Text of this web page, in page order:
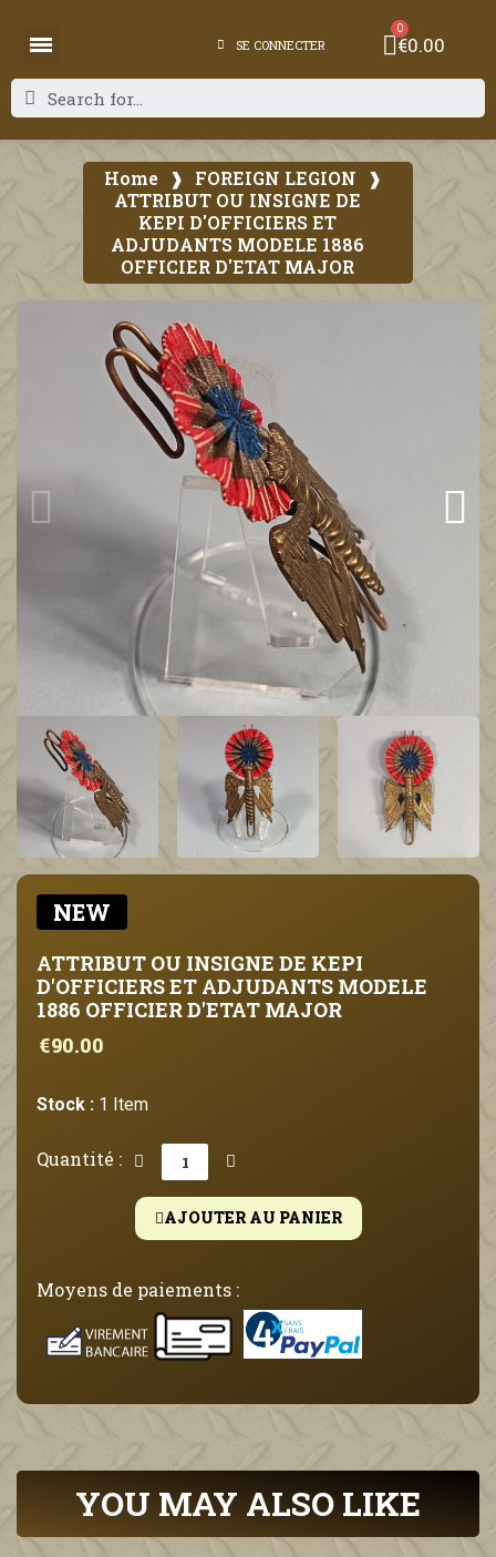
SE CONNECTER €0.00
Home
FOREIGN LEGION
ATTRIBUT OU INSIGNE DE
KEPI D'OFFICIERS ET
ADJUDANTS MODELE 1886
OFFICIER D'ETAT MAJOR
NEW
ATTRIBUT OU INSIGNE DE KEPI
D'OFFICIERS ET ADJUDANTS MODELE
1886 OFFICIER D'ETAT MAJOR
€90.00
Stock : 1 Item
Quantité :
AJOUTER AU PANIER
Moyens de paiements :
YOU MAY ALSO LIKE